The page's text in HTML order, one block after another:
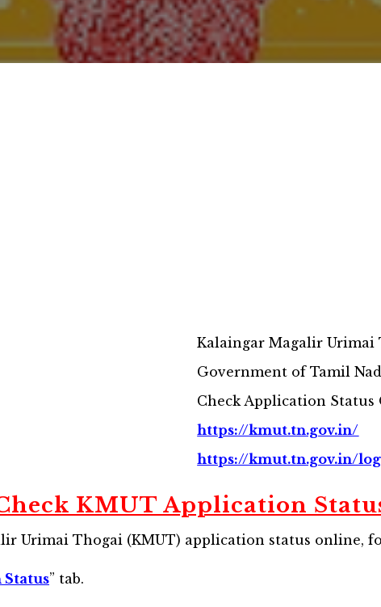
Kalaingar Magalir Urimai
Government of Tamil
Check Application Status
https://kmut.tn.gov.in/
https://kmut.tn.gov.in/
KMUT Application
Urimai Thogai (KMUT) application status online,
” tab.